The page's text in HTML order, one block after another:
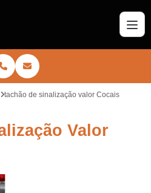
tachão de sinalização valor Cocais
Valor